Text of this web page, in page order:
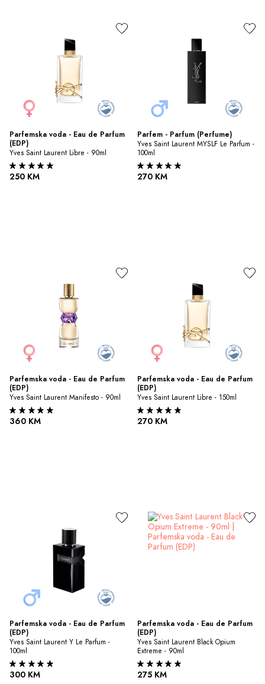
Parfemska voda - Eau de Parfum
(EDP)
Yves Saint Laurent Libre - 90ml
250 KM
Parfem - Parfum (Perfume)
Yves Saint Laurent MYSLF Le Parfum -
100ml
270 KM
Parfemska voda - Eau de Parfum
(EDP)
Yves Saint Laurent Manifesto - 90ml
360 KM
Parfemska voda - Eau de Parfum
(EDP)
Yves Saint Laurent Libre - 150ml
270 KM
Parfemska voda - Eau de Parfum
(EDP)
Yves Saint Laurent Y Le Parfum -
100ml
300 KM
Parfemska voda - Eau de Parfum
(EDP)
Yves Saint Laurent Black Opium
Extreme - 90ml
275 KM